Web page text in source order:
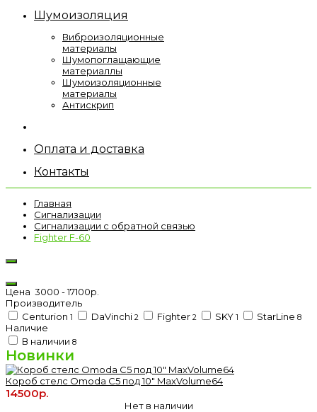
Шумоизоляция
Виброизоляционные
материалы
Шумопоглащающие
материаллы
Шумоизоляционные
материалы
Антискрип
Оплата и доставка
Контакты
Главная
Сигнализации
Сигнализации с обратной связью
Fighter F-60
Цена 3000 -17100р.
Производитель
Centurion 1 DaVinchi 2 Fighter 2 SKY 1 StarLine 8
Наличие
В наличии 8
Новинки
Короб стелс Omoda C5 под 10" MaxVolume64
14500р.
Нет в наличии